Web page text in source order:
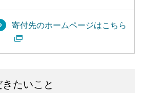
寄付先のホームページはこちら
たいこと